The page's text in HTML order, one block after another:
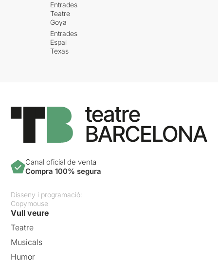
Entrades
Teatre
Goya
Entrades
Espai
Texas
Canal oficial de venta
Compra 100% segura
Disseny i programació:
Copymouse
Vull veure
Teatre
Musicals
Humor